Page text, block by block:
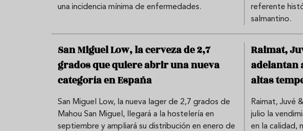
una incidencia mínima de enfermedades.
referente
salmantino.
San Miguel Low, la cerveza de 2,7
grados que quiere abrir una nueva
categoría en España
San Miguel Low, la nueva lager de 2,7 grados de
Mahou San Miguel, llegará a la hostelería en
septiembre y ampliará su distribución en enero de
Raimat,
adelantan
altas
Raimat, Juvé
julio la
en la calidad,